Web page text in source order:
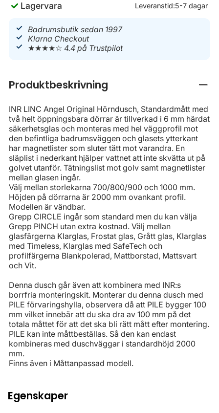
Lagervara Leveranstid:5-7 dagar
Badrumsbutik sedan 1997
Klarna Checkout
★★★★☆4.4 på Trustpilot
Produktbeskrivning
INR LINC Angel Original Hörndusch, Standardmått med
två helt öppningsbara dörrar är tillverkad i 6 mm härdat
säkerhetsglas och monteras med hel väggprofil mot
den befintliga badrumsväggen och glasets ytterkant
har magnetlister som sluter tätt mot varandra. En
släplist i nederkant hjälper vattnet att inte skvätta ut på
golvet utanför. Tätningslist mot golv samt magnetlister
mellan glasen ingår.
Välj mellan storlekarna 700/800/900 och 1000 mm.
Höjden på dörrarna är 2000 mm ovankant profil.
Modellen är vändbar.
Grepp CIRCLE ingår som standard men du kan välja
Grepp PINCH utan extra kostnad. Välj mellan
glasfärgerna Klarglas, Frostat glas, Grått glas, Klarglas
med Timeless, Klarglas med SafeTech och
profilfärgerna Blankpolerad, Mattborstad, Mattsvart
och Vit.
Denna dusch går även att kombinera med INR:s
borrfria monteringskit. Monterar du denna dusch med
PILE förvaringshylla, observera då att PILE bygger 100
mm vilket innebär att du ska dra av 100 mm på det
totala måttet för att det ska bli rätt mått efter montering.
PILE kan inte måttbeställas. Så den kan endast
kombineras med duschväggar i standardhöjd 2000
mm.
Finns även i Måttanpassad modell.
Egenskaper